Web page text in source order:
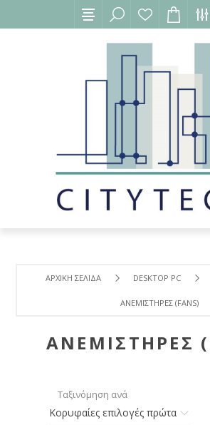
ΑΡΧΙΚΉ ΣΕΛΊΔΑ DESKTOP PC
ΑΝΕΜΙΣΤΗΡΕΣ (FANS)
ΑΝΕΜΙΣΤΗΡΕΣ
Ταξινόμηση ανά